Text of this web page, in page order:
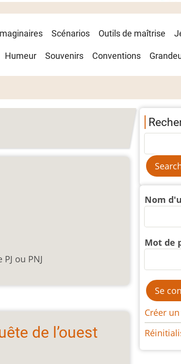
Scénarios Outils de maîtrise
Humeur Souvenirs Conventions
ou PNJ
de l’ouest
Nom
Mot de
Créer